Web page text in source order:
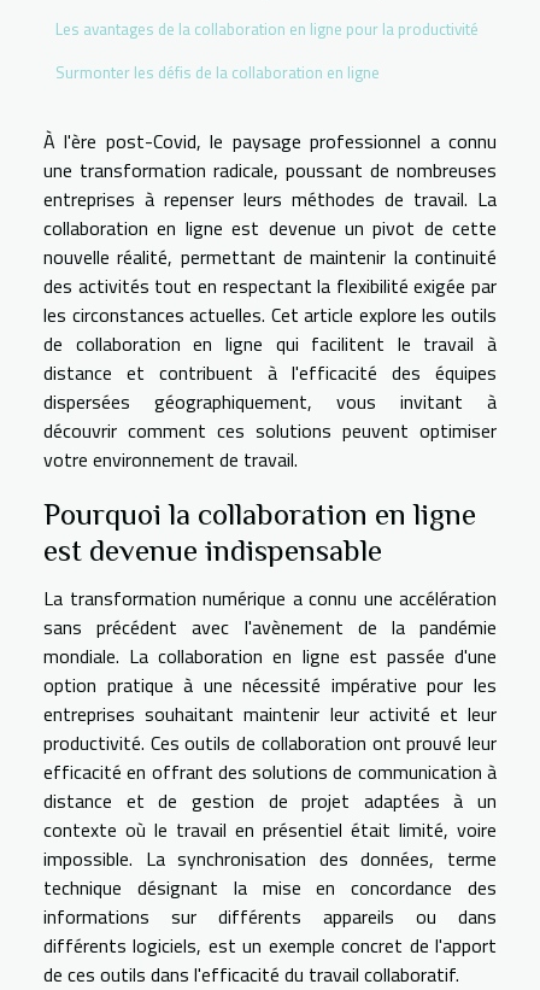
Les avantages de la collaboration en ligne pour la productivité
Surmonter les défis de la collaboration en ligne
À l'ère post-Covid, le paysage professionnel a connu
une transformation radicale, poussant de nombreuses
entreprises à repenser leurs méthodes de travail. La
collaboration en ligne est devenue un pivot de cette
nouvelle réalité, permettant de maintenir la continuité
des activités tout en respectant la flexibilité exigée par
les circonstances actuelles. Cet article explore les outils
de collaboration en ligne qui facilitent le travail à
distance et contribuent à l'efficacité des équipes
dispersées géographiquement, vous invitant à
découvrir comment ces solutions peuvent optimiser
votre environnement de travail.
Pourquoi la collaboration en ligne
est devenue indispensable
La transformation numérique a connu une accélération
sans précédent avec l'avènement de la pandémie
mondiale. La collaboration en ligne est passée d'une
option pratique à une nécessité impérative pour les
entreprises souhaitant maintenir leur activité et leur
productivité. Ces outils de collaboration ont prouvé leur
efficacité en offrant des solutions de communication à
distance et de gestion de projet adaptées à un
contexte où le travail en présentiel était limité, voire
impossible. La synchronisation des données, terme
technique désignant la mise en concordance des
informations sur différents appareils ou dans
différents logiciels, est un exemple concret de l'apport
de ces outils dans l'efficacité du travail collaboratif.